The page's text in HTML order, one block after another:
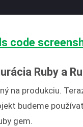
Ruby a
na produkciu.
budeme
gem.